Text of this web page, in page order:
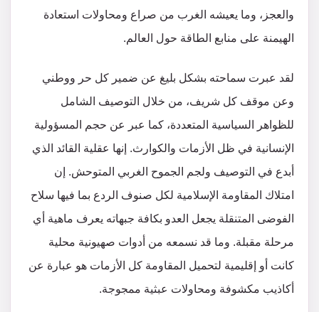
والعجز، وما يعيشه الغرب من صراع ومحاولات استعادة
الهيمنة على منابع الطاقة حول العالم.
لقد عبرت سماحته بشكل بليغ عن ضمير كل حر ووطني
وعن موقف كل شريف، من خلال التوصيف الشامل
للظواهر السياسية المتعددة، كما عبر عن حجم المسؤولية
الإنسانية في ظل الأزمات والكوارث. إنها عقلية القائد الذي
أبدع في التوصيف ولجم الجموح الغربي المتوحش. إن
امتلاك المقاومة الإسلامية لكل صنوف الردع بما فيها سلاح
الفوضى المتنقلة يجعل العدو بكافة جبهاته يعرف ماهية أي
مرحلة مقبلة. وما قد نسمعه من أدوات صهيونية محلية
كانت أو إقليمية لتحميل المقاومة كل الأزمات هو عبارة عن
أكاذيب مكشوفة ومحاولات عبثية ممجوجة.